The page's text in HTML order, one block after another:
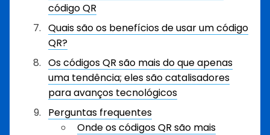
código QR
Quais são os benefícios de usar um código
QR?
Os códigos QR são mais do que apenas
uma tendência; eles são catalisadores
para avanços tecnológicos
Perguntas frequentes
Onde os códigos QR são mais